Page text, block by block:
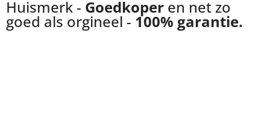
Huismerk - Goedkoper en net zo
goed als orgineel - 100% garantie.